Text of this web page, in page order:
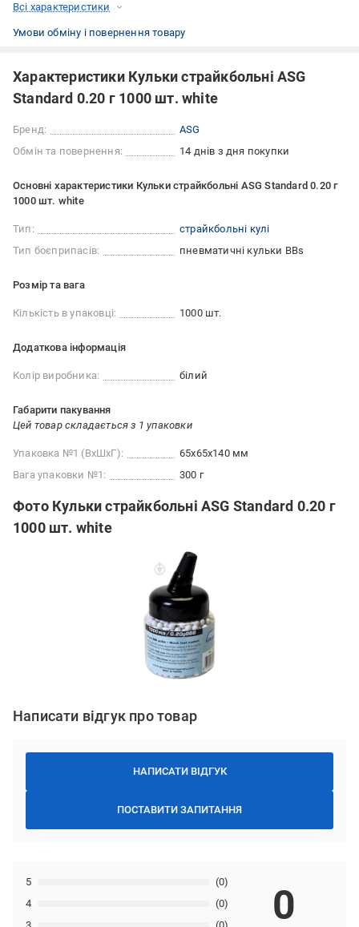
Всі характеристики
Умови обміну і повернення товару
Характеристики Кульки страйкбольні ASG
Standard 0.20 г 1000 шт. white
Бренд:
ASG
Обмін та повернення:
14 днів з дня покупки
Основні характеристики Кульки страйкбольні ASG Standard 0.20 г
1000 шт. white
Тип:
страйкбольні кулі
Тип боєприпасів:
пневматичні кульки BBs
Розмір та вага
Кількість в упаковці: 1000 шт.
Додаткова інформація
Колір виробника: білий
Габарити пакування
Цей товар складається з 1 упаковки
Упаковка №1 (ВхШхГ):
65x65x140 мм
Вага упаковки №1:
300 г
Фото Кульки страйкбольні ASG Standard 0.20 г
1000 шт. white
Написати відгук про товар
НАПИСАТИ ВІДГУК
ПОСТАВИТИ ЗАПИТАННЯ
4 (0)
5 (0)
0